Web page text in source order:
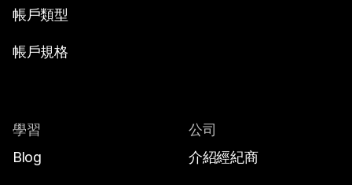
帳戶類型
帳戶規格
學習
Blog
公司
介紹經紀商